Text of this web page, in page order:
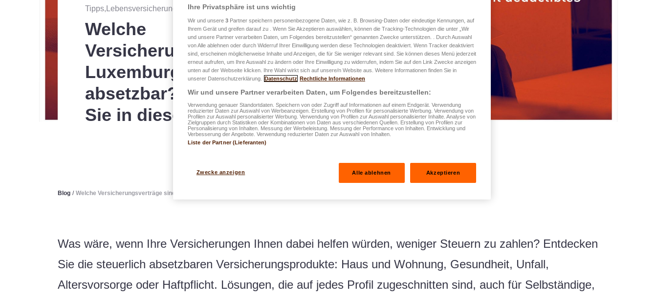
Tipps,Lebensversicherungen ・veröffentlicht am 02.01.2026
Welche
Versicherungsverträge sind in
Luxemburg steuerlich
absetzbar? Die Antwort finden
Sie in diesem Video
Blog / Welche Versicherungsverträge sind in Luxemburg steuerlich absetzbar? Die Antwort finden Sie in diesem Video
Was wäre, wenn Ihre Versicherungen Ihnen dabei helfen würden, weniger Steuern zu zahlen? Entdecken
Sie die steuerlich absetzbaren Versicherungsprodukte: Haus und Wohnung, Gesundheit, Unfall,
Altersvorsorge oder Haftpflicht. Lösungen, die auf jedes Profil zugeschnitten sind, auch für Selbständige,
Ihre Privatsphäre ist uns wichtig
Wir und unsere 3 Partner speichern personenbezogene Daten, wie z. B. Browsing-Daten oder eindeutige Kennungen, auf
Ihrem Gerät und greifen darauf zu . Wenn Sie Akzeptieren auswählen, können die Tracking-Technologien die unter „Wir
und unsere Partner verarbeiten Daten, um Folgendes bereitzustellen“ genannten Zwecke unterstützen. . Durch Auswahl
von Alle ablehnen oder durch Widerruf Ihrer Einwilligung werden diese Technologien deaktiviert. Wenn Tracker deaktiviert
sind, erscheinen möglicherweise Inhalte und Anzeigen, die für Sie weniger relevant sind. Sie können dieses Menü jederzeit
erneut aufrufen, um Ihre Auswahl zu ändern oder Ihre Einwilligung zu widerrufen, indem Sie auf den Link Zwecke anzeigen
unten auf der Webseite klicken. Ihre Wahl wirkt sich auf unsere/n Website aus. Weitere Informationen finden Sie in
unserer Datenschutzerklärung.
Datenschutz Rechtliche Informationen
Wir und unsere Partner verarbeiten Daten, um Folgendes bereitzustellen:
Verwendung genauer Standortdaten. Speichern von oder Zugriff auf Informationen auf einem Endgerät. Verwendung
reduzierter Daten zur Auswahl von Werbeanzeigen. Erstellung von Profilen für personalisierte Werbung. Verwendung von
Profilen zur Auswahl personalisierter Werbung. Verwendung von Profilen zur Auswahl personalisierter Inhalte. Analyse von
Zielgruppen durch Statistiken oder Kombinationen von Daten aus verschiedenen Quellen. Erstellung von Profilen zur
Personalisierung von Inhalten. Messung der Werbeleistung. Messung der Performance von Inhalten. Entwicklung und
Verbesserung der Angebote. Verwendung reduzierter Daten zur Auswahl von Inhalten.
Liste der Partner (Lieferanten)
Zwecke anzeigen Alle ablehnen Akzeptieren